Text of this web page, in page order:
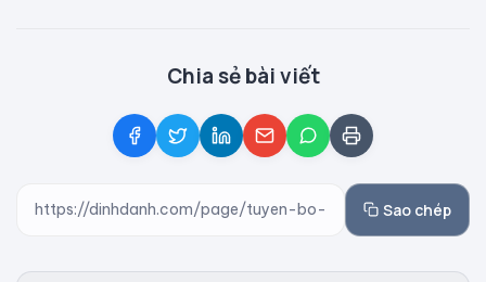
Chia sẻ bài viết
Sao chép